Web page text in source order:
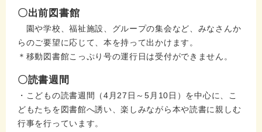
〇出前図書館
園や学校、福祉施設、グループの集会など、みなさんか
らのご要望に応じて、本を持って出かけます。
＊移動図書館こっぷり号の運行日は受付ができません。
〇読書週間
・こどもの読書週間（4月27日～5月10日）を中心に、こ
どもたちを図書館へ誘い、楽しみながら本や読書に親しむ
行事を行っています。